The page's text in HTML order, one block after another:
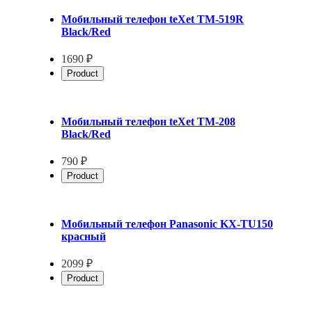
Мобильный телефон teXet TM-519R
Black/Red
1690 ₽
Product
Мобильный телефон teXet TM-208
Black/Red
790 ₽
Product
Мобильный телефон Panasonic KX-TU150
красный
2099 ₽
Product